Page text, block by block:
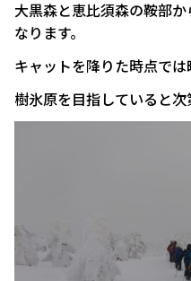
大黒森と恵比須森の鞍部
なります。
キャットを降りた時点では
樹氷原を目指していると次